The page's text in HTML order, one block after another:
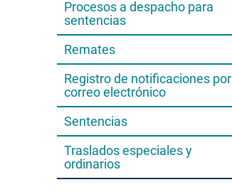
Procesos a despacho para
sentencias
Remates
Registro de notificaciones por
correo electrónico
Sentencias
Traslados especiales y
ordinarios